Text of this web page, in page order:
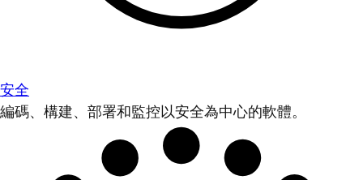
安全
編碼、構建、部署和監控以安全為中心的軟體。